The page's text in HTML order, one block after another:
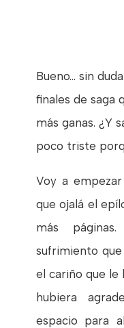
Bueno… sin duda
finales de saga
más ganas. ¿Y
poco triste
Voy a
que ojalá el
más
sufrimiento
el cariño que le
hubiera
espacio para